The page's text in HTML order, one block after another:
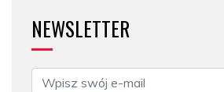
NEWSLETTER